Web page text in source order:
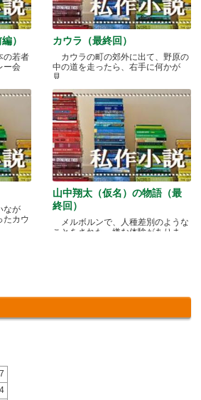
）
の若者
ー会
カウラ（最終回）
カウラの町の郊外に出て、野原の
中の道を走ったら、右手に何かが
見.....
なが
たカウ
山中翔太（仮名）の物語（最
終回）
メルボルンで、人種差別のような
ことをされた、嫌な体験がありま